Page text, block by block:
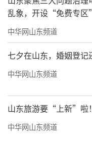
乱象，开设“免费专
例70%以上
中华网山东频道
七夕在山东，婚姻登记
中华网山东频道
山东旅游要“上新”啦
中华网山东频道